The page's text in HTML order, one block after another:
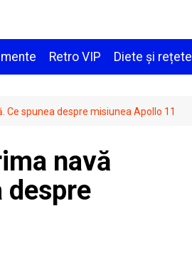
Retro VIP Diete și rețete
Ce spunea despre misiunea Apollo 11
navă
despre